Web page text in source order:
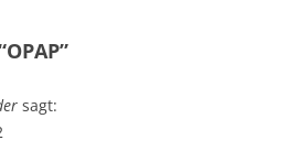
sagt: